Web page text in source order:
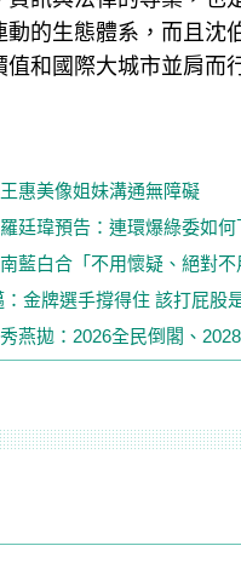
的生態體系，而且
和國際大城市並肩
惠美像姐妹溝通無障礙
廷瑋預告：連環爆綠委如何
藍白合「不用懷疑、絕對不
金牌選手撐得住 該打屁股
燕拋：2026全民倒閣、